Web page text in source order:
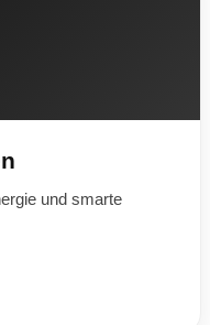
und smarte